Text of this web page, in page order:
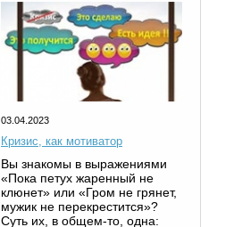
03.04.2023
Кризис, как мотиватор
Вы знакомы в выражениями
«Пока петух жаренный не
клюнет» или «Гром не грянет,
мужик не перекрестится»?
Суть их, в общем-то, одна: